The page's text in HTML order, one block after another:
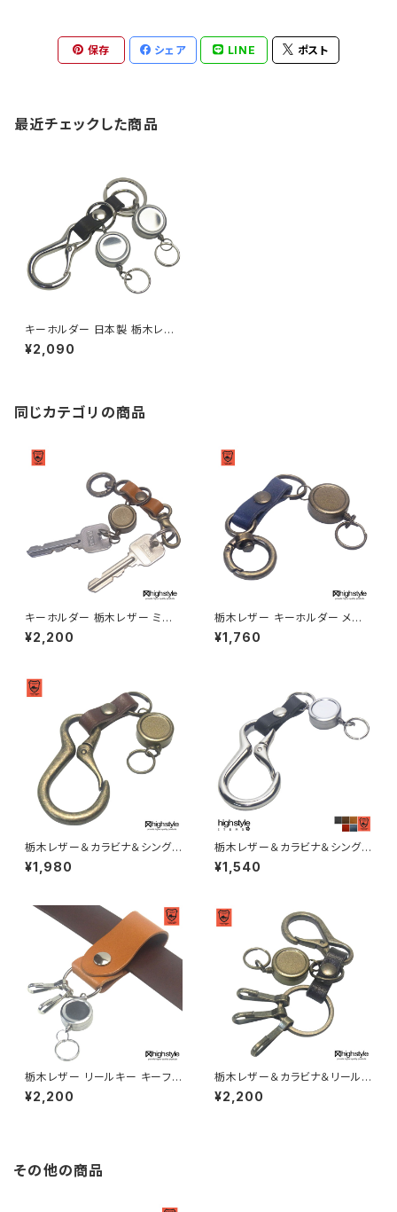
保存 シェア LINE ポスト
最近チェックした商品
キーホルダー 日本製 栃木レザ
ー＆ミニカラビナ＆ツインリール
キー キーホルダー highstyle
¥2,090
同じカテゴリの商品
キーホルダー 栃木レザー ミニ
丸カラビナ リールキー ミニナス
カン アンティークカラー キーホ
¥2,200
栃木レザー キーホルダー メン
ズ レディース 日本製 栃木レザ
ー ミニ丸カラビナ シングルリー
¥1,760
栃木レザー＆カラビナ＆シングル
リールキー アンティークカラー
キーホルダー highstyle ハイ
¥1,980
栃木レザー＆カラビナ＆シングル
リールキー シルバーカラー キー
ホルダー highstyle ハイスタイ
¥1,540
栃木レザー リールキー キーフッ
ク×2 シェイプデザイン ベルトル
ープキーホルダー
¥2,200
栃木レザー＆カラビナ＆リールキ
ー&キーフック×3 アンティーク
カラー キーホルダー highstyle
¥2,200
その他の商品